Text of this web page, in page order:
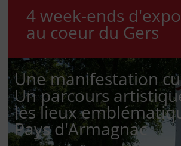
4 week-ends
au coeur du Gers
Une manifestation
Un parcours
les lieux
Pays d'Armagnac